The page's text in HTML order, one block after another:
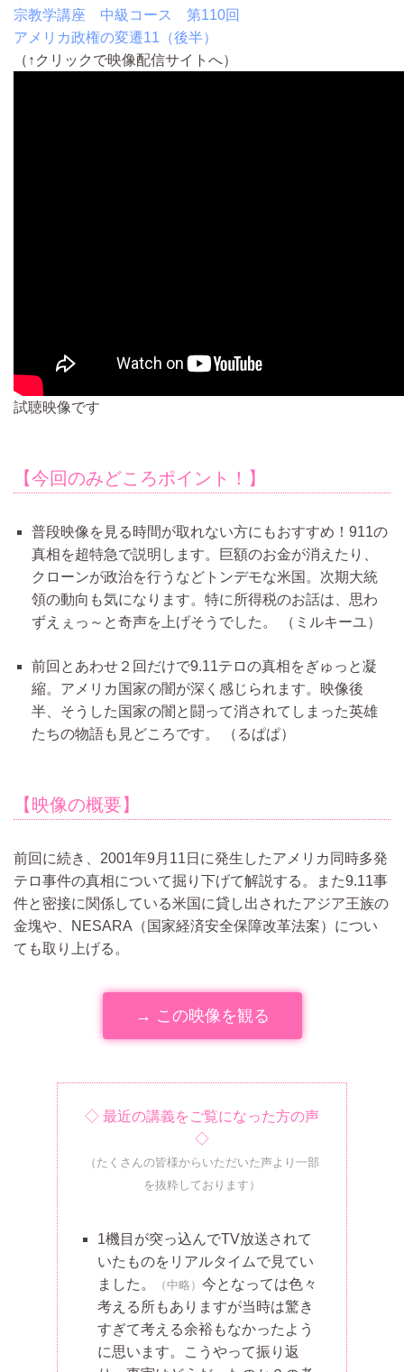
宗教学講座 中級コース 第110回
アメリカ政権の変遷11（後半）
（↑クリックで映像配信サイトへ）
試聴映像です
【今回のみどころポイント！】
普段映像を見る時間が取れない方にもおすすめ！911の
真相を超特急で説明します。巨額のお金が消えたり、
クローンが政治を行うなどトンデモな米国。次期大統
領の動向も気になります。特に所得税のお話は、思わ
ずえぇっ～と奇声を上げそうでした。
（ミルキーユ）
前回とあわせ２回だけで9.11テロの真相をぎゅっと凝
縮。アメリカ国家の闇が深く感じられます。映像後
半、そうした国家の闇と闘って消されてしまった英雄
たちの物語も見どころです。
（るぱぱ）
【映像の概要】
前回に続き、2001年9月11日に発生したアメリカ同時多発
テロ事件の真相について掘り下げて解説する。また9.11事
件と密接に関係している米国に貸し出されたアジア王族の
金塊や、NESARA（国家経済安全保障改革法案）につい
ても取り上げる。
→ この映像を観る
◇ 最近の講義をご覧になった方の声
◇
（たくさんの皆様からいただいた声より一部
を抜粋しております）
1機目が突っ込んでTV放送されて
いたものをリアルタイムで見てい
ました。
（中略） 今となっては色々
考える所もありますが当時は驚き
すぎて考える余裕もなかったよう
に思います。こうやって振り返